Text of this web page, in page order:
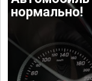
нормально!